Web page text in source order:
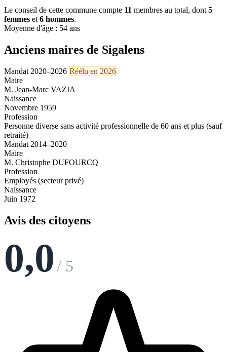
Le conseil de cette commune compte 11 membres au total, dont 5
femmes et 6 hommes.
Moyenne d'âge : 54 ans
Anciens maires de Sigalens
Mandat 2020–2026 Réélu en 2026
Maire
M. Jean-Marc VAZIA
Naissance
Novembre 1959
Profession
Personne diverse sans activité professionnelle de 60 ans et plus (sauf
retraité)
Mandat 2014–2020
Maire
M. Christophe DUFOURCQ
Profession
Employés (secteur privé)
Naissance
Juin 1972
Avis des citoyens
0,0/ 5